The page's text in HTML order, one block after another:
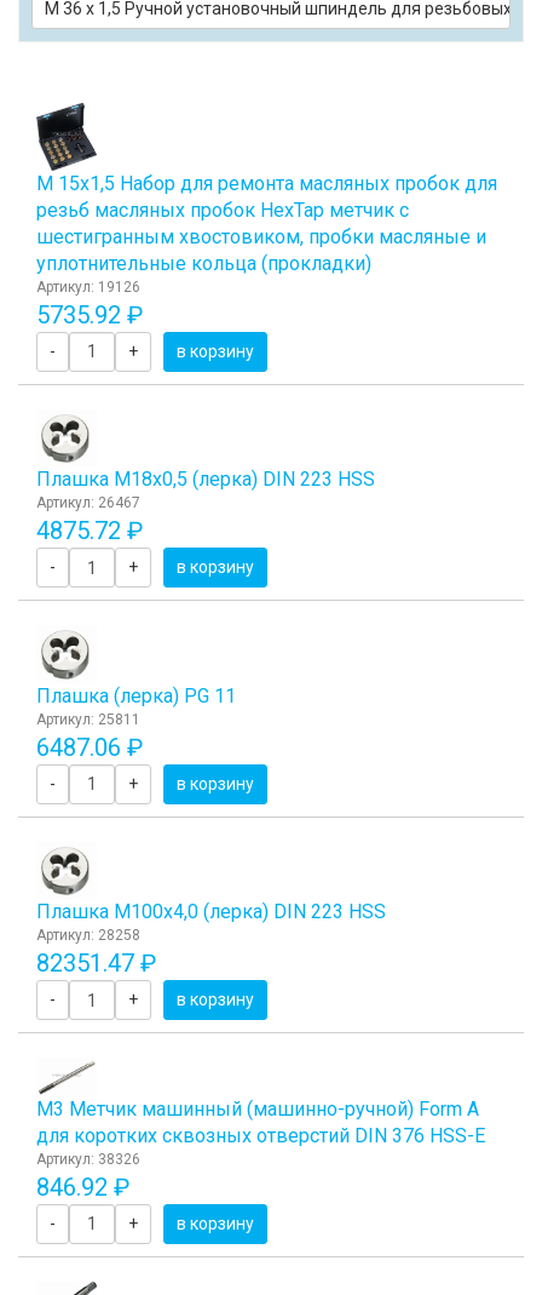
М 36 х 1,5 Ручной установочный шпиндель для резьбовых
М 15х1,5 Набор для ремонта масляных пробок для
резьб масляных пробок HexTap метчик с
шестигранным хвостовиком, пробки масляные и
уплотнительные кольца (прокладки)
Артикул: 19126
5735.92 ₽
- + в корзину
Плашка М18x0,5 (лерка) DIN 223 HSS
Артикул: 26467
4875.72 ₽
- + в корзину
Плашка (лерка) PG 11
Артикул: 25811
6487.06 ₽
- + в корзину
Плашка М100x4,0 (лерка) DIN 223 HSS
Артикул: 28258
82351.47 ₽
- + в корзину
М3 Метчик машинный (машинно-ручной) Form A
для коротких сквозных отверстий DIN 376 HSS-E
Артикул: 38326
846.92 ₽
- + в корзину